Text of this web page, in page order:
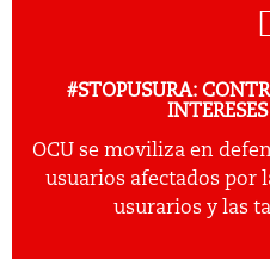
#STOPUSURA:
OCU se moviliza en
usuarios afectados por
usurarios y las